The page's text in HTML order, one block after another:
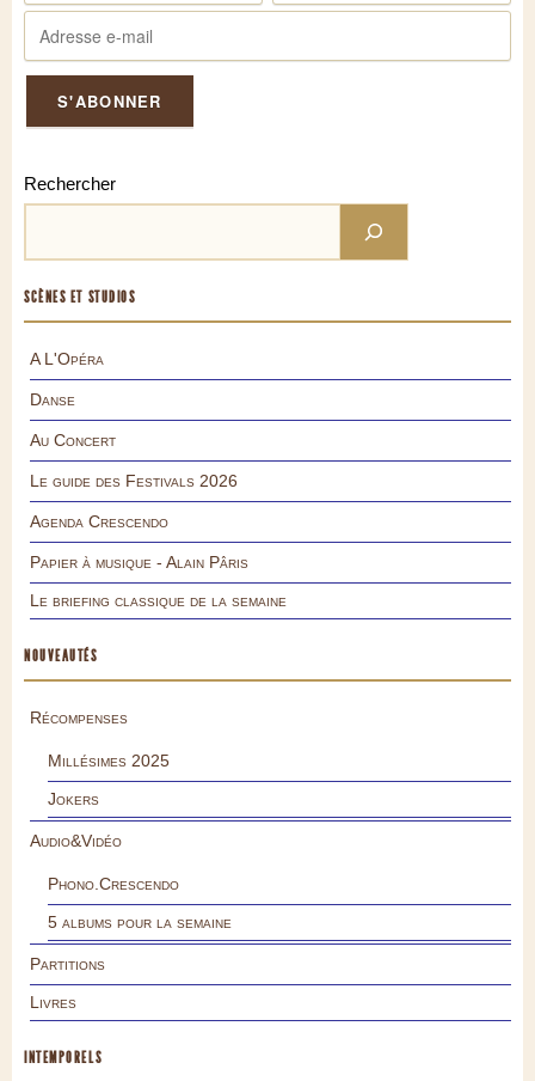
Rechercher
SCÈNES ET STUDIOS
A L'Opéra
Danse
Au Concert
Le guide des Festivals 2026
Agenda Crescendo
Papier à musique - Alain Pâris
Le briefing classique de la semaine
NOUVEAUTÉS
Récompenses
Millésimes 2025
Jokers
Audio&Vidéo
Phono.Crescendo
5 albums pour la semaine
Partitions
Livres
INTEMPORELS